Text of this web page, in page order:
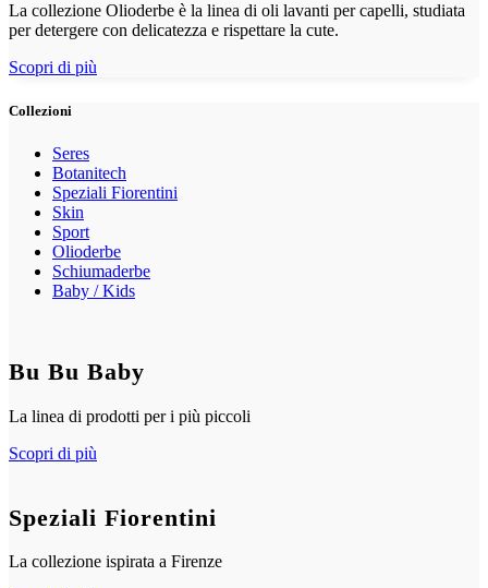
La collezione Olioderbe è la linea di oli lavanti per capelli, studiata
per detergere con delicatezza e rispettare la cute.
Scopri di più
Collezioni
Seres
Botanitech
Speziali Fiorentini
Skin
Sport
Olioderbe
Schiumaderbe
Baby / Kids
Bu Bu Baby
La linea di prodotti per i più piccoli
Scopri di più
Speziali Fiorentini
La collezione ispirata a Firenze